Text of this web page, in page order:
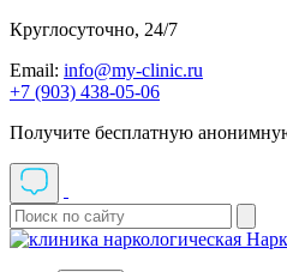
Круглосуточно, 24/7
Email: info@my-clinic.ru
+7 (903) 438-05-06
Получите бесплатную